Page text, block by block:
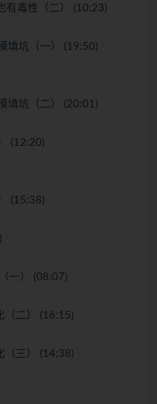
有毒性（二） (10:23)
填坑（一） (19:50)
填坑（二） (20:01)
(12:20)
(15:38)
一） (08:07)
（二） (16:15)
（三） (14:38)